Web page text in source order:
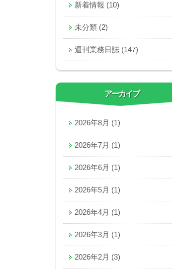
新着情報 (10)
未分類 (2)
週刊業務日誌 (147)
アーカイブ
2026年8月 (1)
2026年7月 (1)
2026年6月 (1)
2026年5月 (1)
2026年4月 (1)
2026年3月 (1)
2026年2月 (3)